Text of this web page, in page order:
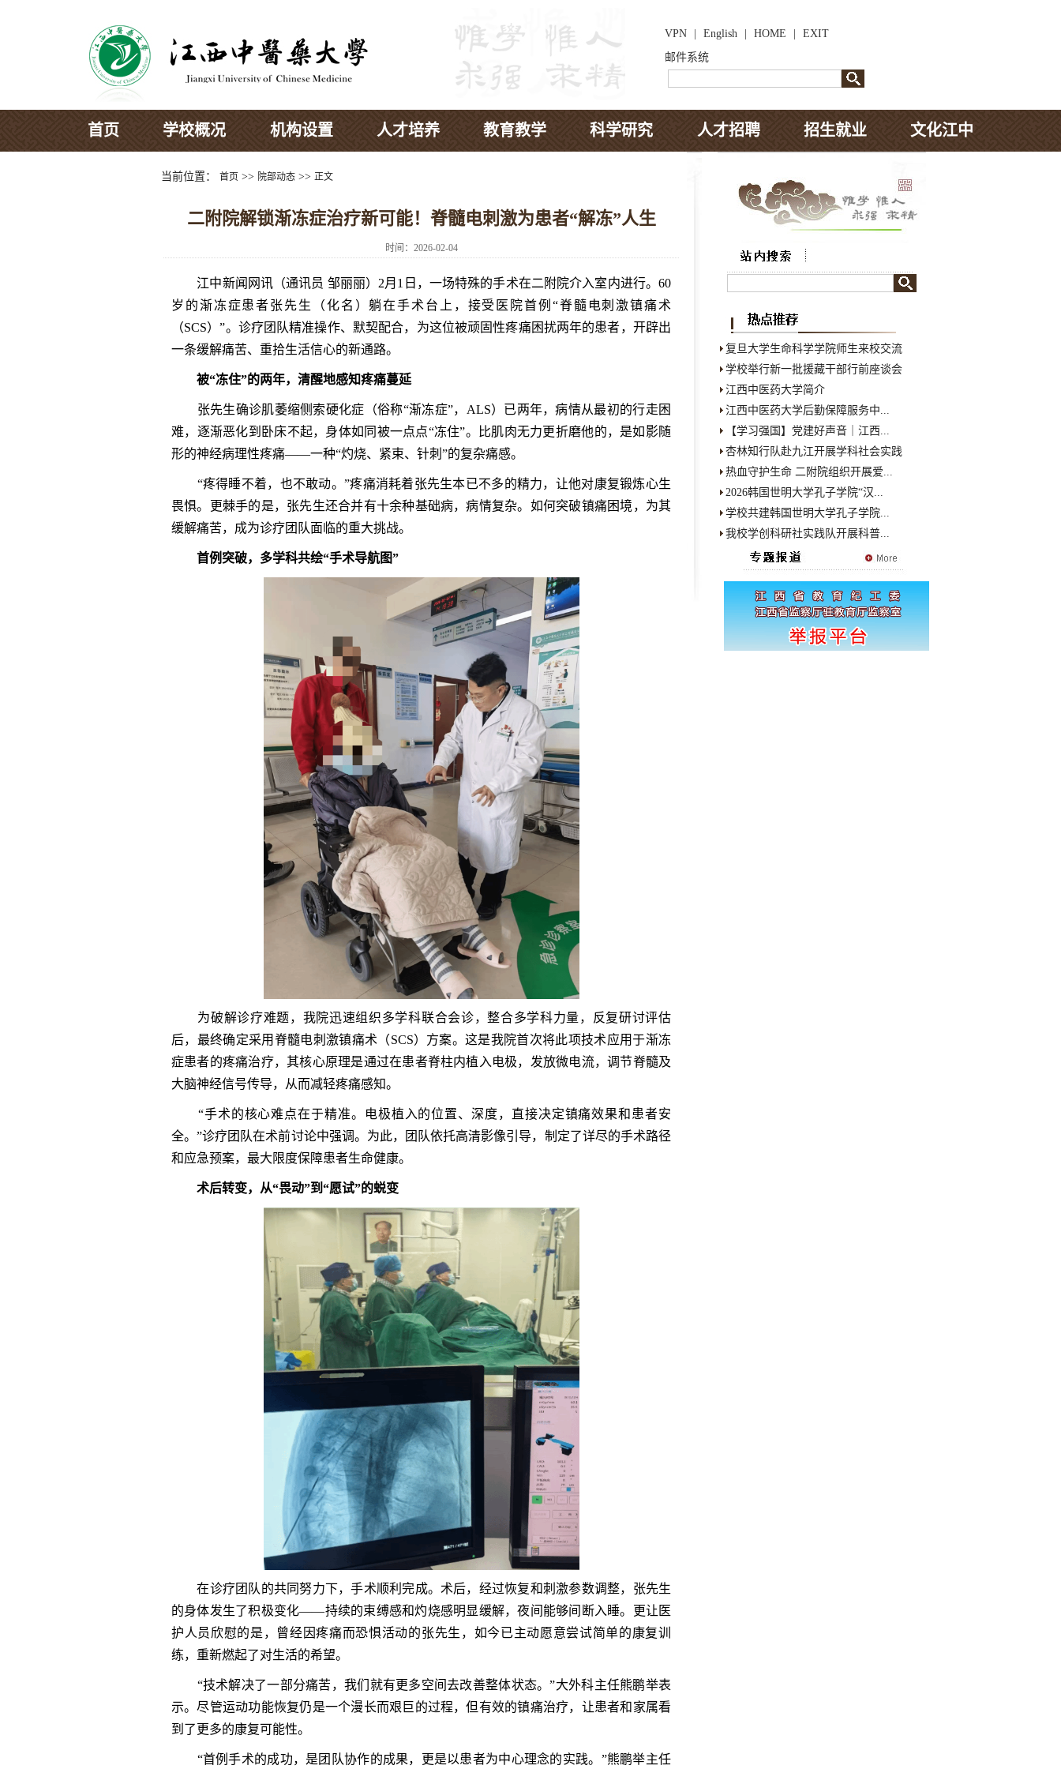
VPN English HOME
EXIT
邮件系统
首页 学校概况 机构设置 人才培养 教育教学 科学研究 人才招聘 招生就业 文化江中
当前位置： 首页 >> 院部动态 >> 正文
二附院解锁渐冻症治疗新可能！脊髓电刺激为患者“解冻”人生
时间：2026-02-04
江中新闻网讯（通讯员 邹丽丽）2月1日，一场特殊的手术在二附院介入室内进行。60
岁的渐冻症患者张先生（化名）躺在手术台上，接受医院首例“脊髓电刺激镇痛术
（SCS）”。诊疗团队精准操作、默契配合，为这位被顽固性疼痛困扰两年的患者，开辟出
一条缓解痛苦、重拾生活信心的新通路。
被“冻住”的两年， 清醒地感知疼痛蔓延
张先生确诊肌萎缩侧索硬化症（俗称“渐冻症”，ALS）已两年，病情从最初的行走困
难，逐渐恶化到卧床不起，身体如同被一点点“冻住”。比肌肉无力更折磨他的，是如影随
形的神经病理性疼痛——一种“灼烧、紧束、针刺”的复杂痛感。
“疼得睡不着，也不敢动。”疼痛消耗着张先生本已不多的精力，让他对康复锻炼心生
畏惧。更棘手的是，张先生还合并有十余种基础病，病情复杂。如何突破镇痛困境，为其
缓解痛苦，成为诊疗团队面临的重大挑战。
首例突破， 多学科共绘“手术导航图”
为破解诊疗难题，我院迅速组织多学科联合会诊，整合多学科力量，反复研讨评估
后，最终确定采用脊髓电刺激镇痛术（SCS）方案。这是我院首次将此项技术应用于渐冻
症患者的疼痛治疗，其核心原理是通过在患者脊柱内植入电极，发放微电流，调节脊髓及
大脑神经信号传导，从而减轻疼痛感知。
“手术的核心难点在于精准。电极植入的位置、深度，直接决定镇痛效果和患者安
全。”诊疗团队在术前讨论中强调。为此，团队依托高清影像引导，制定了详尽的手术路径
和应急预案，最大限度保障患者生命健康。
术后转变， 从“畏动”到“愿试”的蜕变
在诊疗团队的共同努力下，手术顺利完成。术后，经过恢复和刺激参数调整，张先生
的身体发生了积极变化——持续的束缚感和灼烧感明显缓解，夜间能够间断入睡。更让医
护人员欣慰的是，曾经因疼痛而恐惧活动的张先生，如今已主动愿意尝试简单的康复训
练，重新燃起了对生活的希望。
“技术解决了一部分痛苦，我们就有更多空间去改善整体状态。”大外科主任熊鹏举表
示。尽管运动功能恢复仍是一个漫长而艰巨的过程，但有效的镇痛治疗，让患者和家属看
到了更多的康复可能性。
“首例手术的成功，是团队协作的成果，更是以患者为中心理念的实践。”熊鹏举主任
复旦大学生命科学学院师生来校交流
学校举行新一批援藏干部行前座谈会
江西中医药大学简介
江西中医药大学后勤保障服务中...
【学习强国】党建好声音｜江西...
杏林知行队赴九江开展学科社会实践
热血守护生命 二附院组织开展爱...
2026韩国世明大学孔子学院“汉...
学校共建韩国世明大学孔子学院...
我校学创科研社实践队开展科普...